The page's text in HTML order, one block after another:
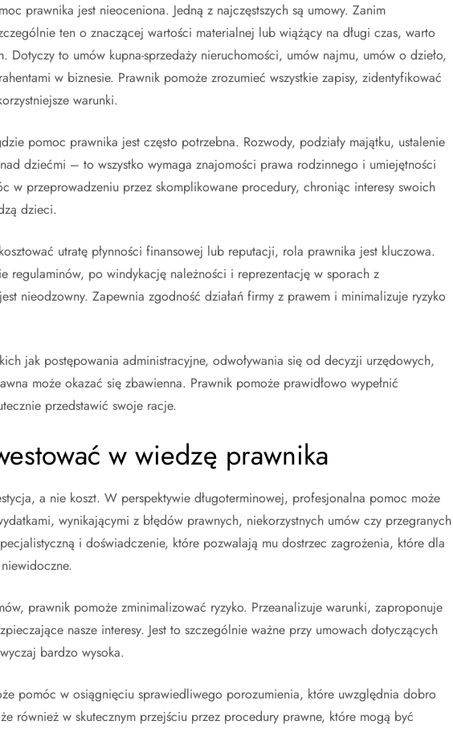
prawnika jest nieoceniona. Jedną z najczęstszych są umowy. Zanim
ten o znaczącej wartości materialnej lub wiążący na długi czas, warto
Dotyczy to umów kupna-sprzedaży nieruchomości, umów najmu, umów o dzieło,
w biznesie. Prawnik pomoże zrozumieć wszystkie zapisy, zidentyfikować
warunki.
pomoc prawnika jest często potrzebna. Rozwody, podziały majątku, ustalenie
dziećmi – to wszystko wymaga znajomości prawa rodzinnego i umiejętności
w przeprowadzeniu przez skomplikowane procedury, chroniąc interesy swoich
dzieci.
utratę płynności finansowej lub reputacji, rola prawnika jest kluczowa.
regulaminów, po windykację należności i reprezentację w sporach z
nieodzowny. Zapewnia zgodność działań firmy z prawem i minimalizuje ryzyko
jak postępowania administracyjne, odwoływania się od decyzji urzędowych,
może okazać się zbawienna. Prawnik pomoże prawidłowo wypełnić
przedstawić swoje racje.
w wiedzę prawnika
a nie koszt. W perspektywie długoterminowej, profesjonalna pomoc może
wynikającymi z błędów prawnych, niekorzystnych umów czy przegranych
i doświadczenie, które pozwalają mu dostrzec zagrożenia, które dla
prawnik pomoże zminimalizować ryzyko. Przeanalizuje warunki, zaproponuje
nasze interesy. Jest to szczególnie ważne przy umowach dotyczących
bardzo wysoka.
pomóc w osiągnięciu sprawiedliwego porozumienia, które uwzględnia dobro
również w skutecznym przejściu przez procedury prawne, które mogą być